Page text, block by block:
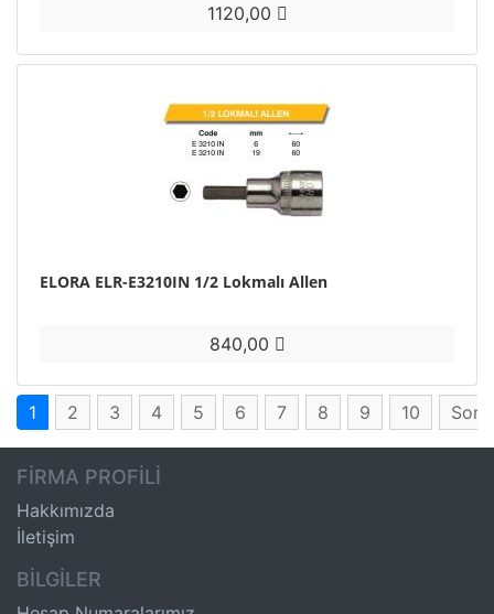
1120,00
ELORA ELR-E3210IN 1/2 Lokmalı Allen
840,00
1 2 3 4 5 6 7 8 9 10
FİRMA PROFİLİ
Hakkımızda
İletişim
BİLGİLER